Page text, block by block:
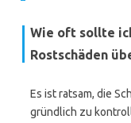
Wie oft sollte
Rostschäden
Es ist ratsam, die
gründlich zu